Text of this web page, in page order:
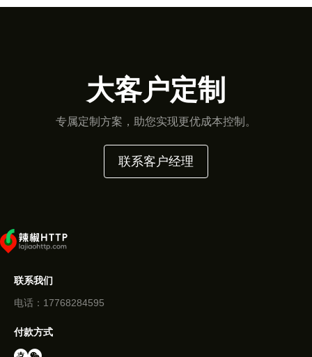
大客户定制
专属定制方案，助您实现更优成本控制。
联系客户经理
联系我们
电话：17768284595
付款方式